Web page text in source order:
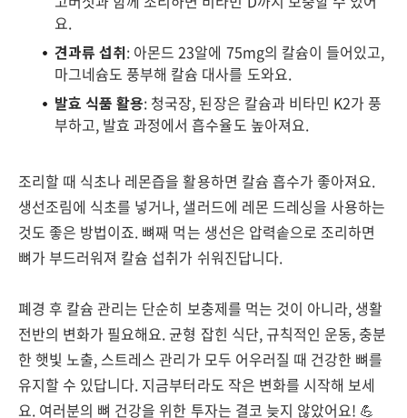
요.
견과류 섭취: 아몬드 23알에 75mg의 칼슘이 들어있고,
마그네슘도 풍부해 칼슘 대사를 도와요.
발효 식품 활용: 청국장, 된장은 칼슘과 비타민 K2가 풍
부하고, 발효 과정에서 흡수율도 높아져요.
조리할 때 식초나 레몬즙을 활용하면 칼슘 흡수가 좋아져요.
생선조림에 식초를 넣거나, 샐러드에 레몬 드레싱을 사용하는
것도 좋은 방법이죠. 뼈째 먹는 생선은 압력솥으로 조리하면
뼈가 부드러워져 칼슘 섭취가 쉬워진답니다.
폐경 후 칼슘 관리는 단순히 보충제를 먹는 것이 아니라, 생활
전반의 변화가 필요해요. 균형 잡힌 식단, 규칙적인 운동, 충분
한 햇빛 노출, 스트레스 관리가 모두 어우러질 때 건강한 뼈를
유지할 수 있답니다. 지금부터라도 작은 변화를 시작해 보세
요. 여러분의 뼈 건강을 위한 투자는 결코 늦지 않았어요! 💪